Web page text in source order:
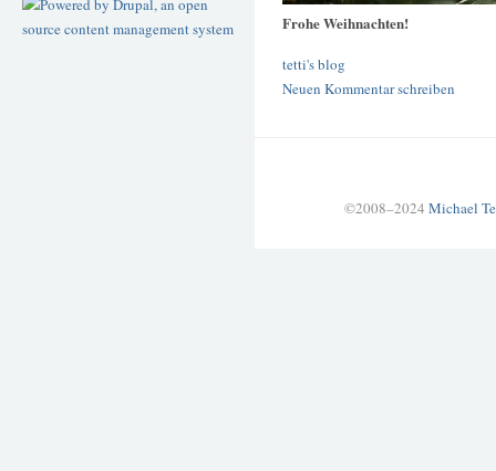
Frohe Weihnachten!
tetti's blog
Neuen Kommentar schreiben
©2008–2024 Michael